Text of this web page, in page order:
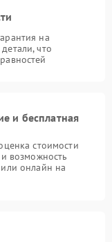
на
что
и бесплатная
стоимости
возможность
онлайн на